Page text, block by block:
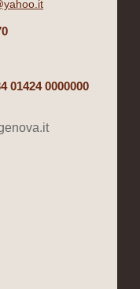
01424 0000000